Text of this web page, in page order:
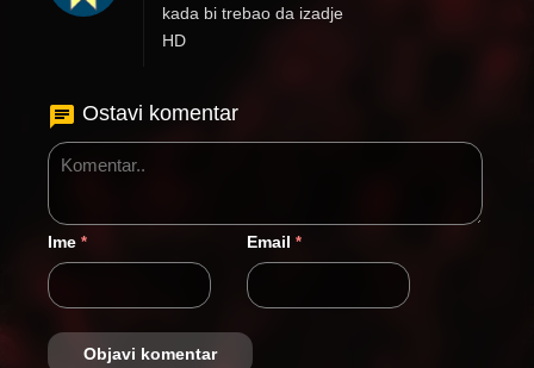
kada bi trebao da izadje
HD
Ostavi komentar
Ime * Email *